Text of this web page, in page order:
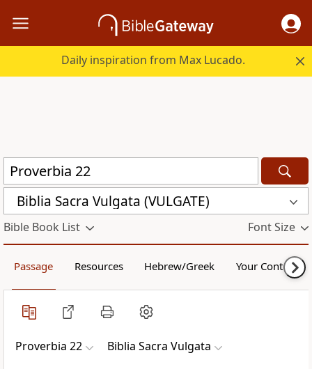
Daily inspiration from Max Lucado.
Biblia Sacra Vulgata (VULGATE)
Bible Book List Font Size
Passage Resources Hebrew/Greek Your Content
Proverbia 22 Biblia Sacra Vulgata